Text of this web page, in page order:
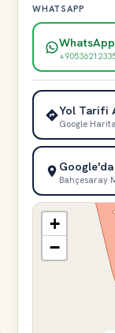
WHATSAPP
WhatsApp
Yol Tarifi
Google
Bahçesaray
+
−